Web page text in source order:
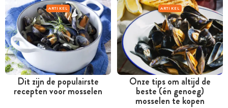
ARTIKEL
Dit zijn de populairste
recepten voor mosselen
ARTIKEL
Onze tips om altijd de
beste (én genoeg)
mosselen te kopen